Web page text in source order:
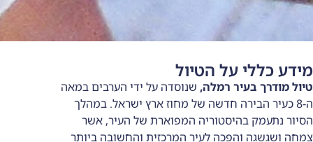
שנוסדה על ידי הערבים במאה
של מחוז ארץ ישראל. במהלך
המפוארת של העיר, אשר
המרכזית והחשובה ביותר